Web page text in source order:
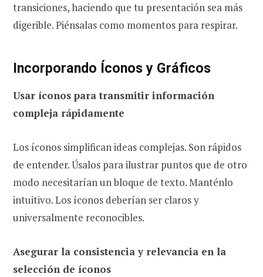
transiciones, haciendo que tu presentación sea más
digerible. Piénsalas como momentos para respirar.
Incorporando Íconos y Gráficos
Usar íconos para transmitir información
compleja rápidamente
Los íconos simplifican ideas complejas. Son rápidos
de entender. Úsalos para ilustrar puntos que de otro
modo necesitarían un bloque de texto. Manténlo
intuitivo. Los íconos deberían ser claros y
universalmente reconocibles.
Asegurar la consistencia y relevancia en la
selección de íconos